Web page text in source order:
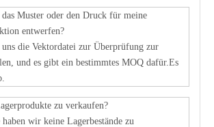
Muster oder den Druck für meine
entwerfen?
uns die Vektordatei zur Überprüfung zur
und es gibt ein bestimmtes MOQ dafür.Es
zu verkaufen?
wir keine Lagerbestände zu